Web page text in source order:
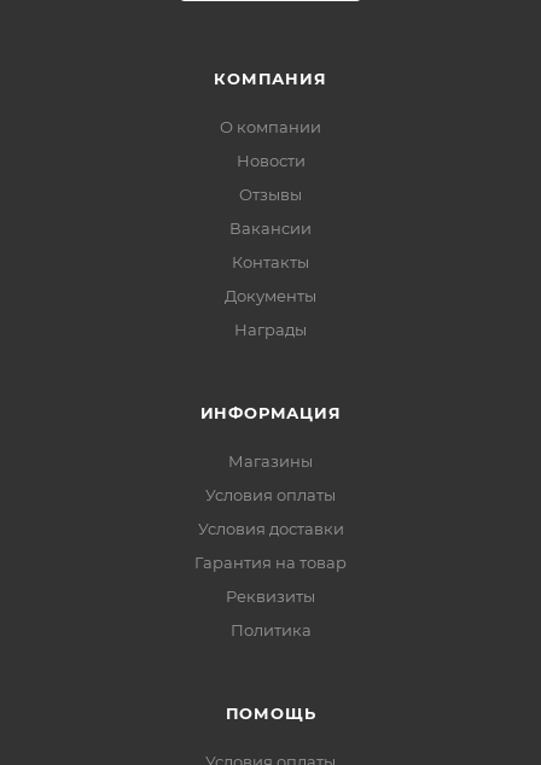
КОМПАНИЯ
О компании
Новости
Отзывы
Вакансии
Контакты
Документы
Награды
ИНФОРМАЦИЯ
Магазины
Условия оплаты
Условия доставки
Гарантия на товар
Реквизиты
Политика
ПОМОЩЬ